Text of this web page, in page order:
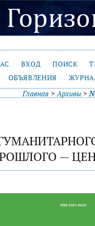
ВХОД ПОИСК
ОБЪЯВЛЕНИЯ
Главная >Архивы>
—